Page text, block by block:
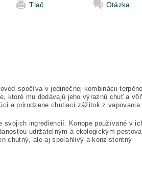
Tlač
Otázka
spočíva v jedinečnej kombinácii
ktoré mu dodávajú jeho výraznú chuť a
a prirodzene chutiaci zážitok z vapovania
ingrediencií. Konope používané v
udržateľným a ekologickým
chutný, ale aj spoľahlivý a konzistentný